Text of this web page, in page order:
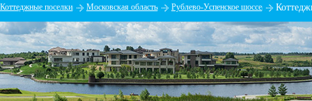
Коттеджные поселки Московская область Рублево-Успенское шоссе